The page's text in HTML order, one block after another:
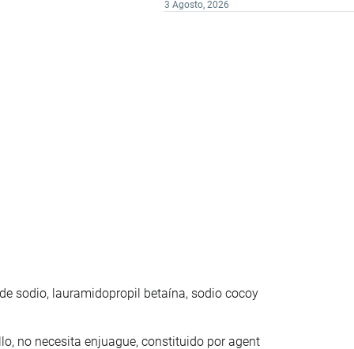
3 Agosto, 2026
sodio, lauramidopropil betaína, sodio cocoy
no necesita enjuague, constituido por agent